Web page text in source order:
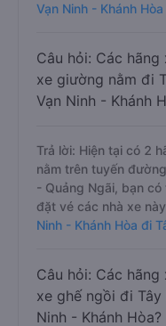
Vạn Ninh - Khánh
Câu hỏi: Các
xe giường nằm đi
Vạn Ninh - Khánh
Trả lời: Hiện tại có 2
nằm trên tuyến
- Quảng Ngãi, bạn
đặt vé các nhà xe
Ninh - Khánh Hòa đi
Câu hỏi: Các
xe ghế ngồi đi
Ninh - Khánh Hòa?